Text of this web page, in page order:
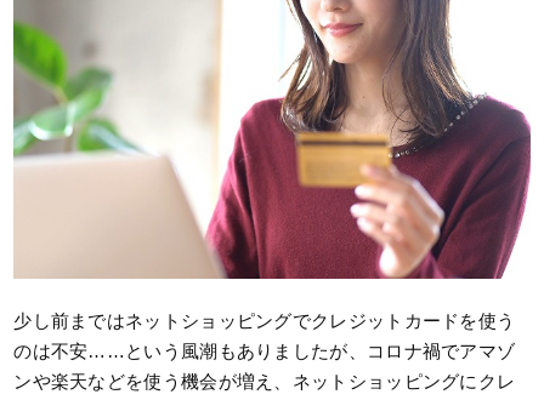
少し前まではネットショッピングでクレジットカードを使う
のは不安……という風潮もありましたが、コロナ禍でアマゾ
ンや楽天などを使う機会が増え、ネットショッピングにクレ